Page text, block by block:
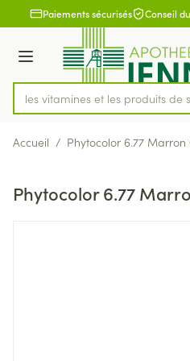
Aller au contenu
1 de 1
Paiements sécurisés Conseil
Menu
Rechercher
les vitamines et les produits de
Accueil / Phytocolor 6.77
Phytocolor 6.77